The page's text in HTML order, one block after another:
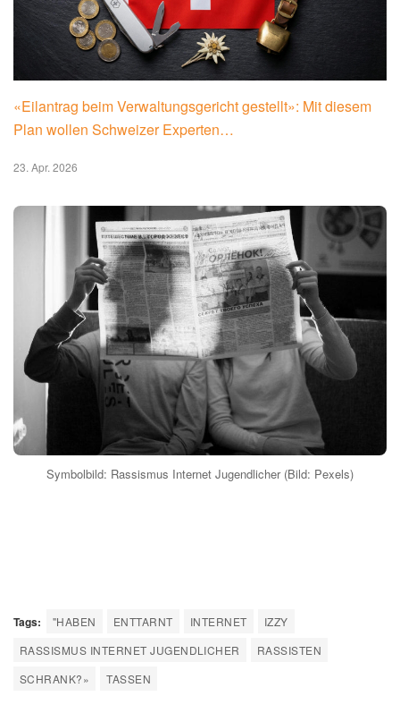
«Eilantrag beim Verwaltungsgericht gestellt»: Mit diesem
Plan wollen Schweizer Experten…
23. Apr. 2026
Symbolbild: Rassismus Internet Jugendlicher (Bild: Pexels)
Tags: "HABEN ENTTARNT INTERNET
IZZY
RASSISMUS INTERNET JUGENDLICHER
RASSISTEN
SCHRANK?»
TASSEN